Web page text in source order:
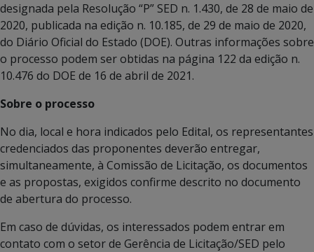
designada pela Resolução “P” SED n. 1.430, de 28 de maio de
2020, publicada na edição n. 10.185, de 29 de maio de 2020,
do Diário Oficial do Estado (DOE). Outras informações sobre
o processo podem ser obtidas na página 122 da edição n.
10.476 do DOE de 16 de abril de 2021.
Sobre o processo
No dia, local e hora indicados pelo Edital, os representantes
credenciados das proponentes deverão entregar,
simultaneamente, à Comissão de Licitação, os documentos
e as propostas, exigidos confirme descrito no documento
de abertura do processo.
Em caso de dúvidas, os interessados podem entrar em
contato com o setor de Gerência de Licitação/SED pelo